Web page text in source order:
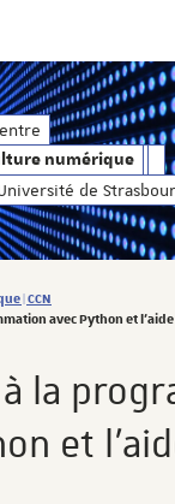
deculture
numérique
de
menu
| CCN
avec Python et
la
et